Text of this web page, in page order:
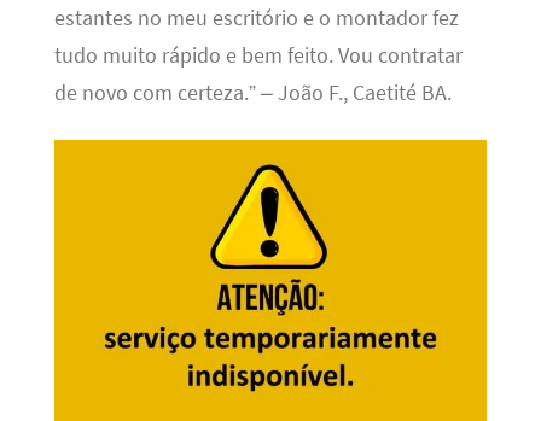
estantes no meu escritório e o montador fez
tudo muito rápido e bem feito. Vou contratar
de novo com certeza.” – João F., Caetité BA.